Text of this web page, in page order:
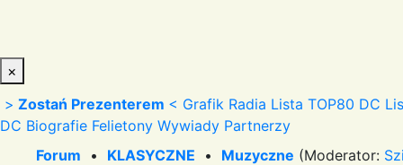
×
> Zostań Prezenterem < Grafik Radia Lista TOP80 DC
DC Biografie Felietony Wywiady Partnerzy
Forum • KLASYCZNE • Muzyczne (Moderator: